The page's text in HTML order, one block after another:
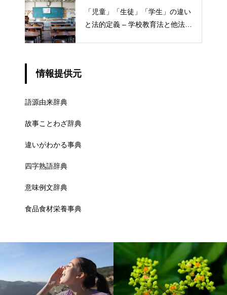
「児童」「生徒」「学生」の違い
と法的定義 – 学校教育法と他法律
情報提供元
語源由来辞典
故事ことわざ辞典
違いがわかる事典
四字熟語辞典
意味例文辞典
食品食材栄養事典